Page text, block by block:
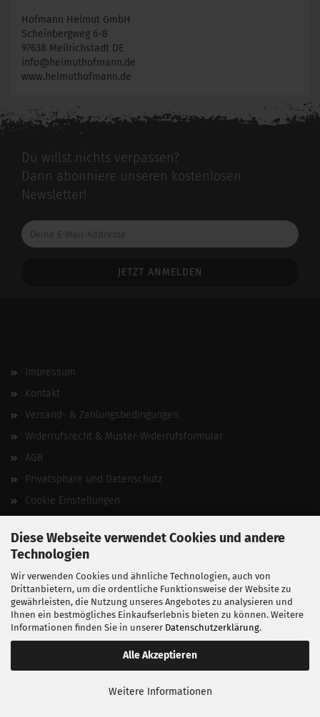
Diese Webseite verwendet Cookies und andere
Technologien
Wir verwenden Cookies und ähnliche Technologien, auch von
Drittanbietern, um die ordentliche Funktionsweise der Website zu
gewährleisten, die Nutzung unseres Angebotes zu analysieren und
Ihnen ein bestmögliches Einkaufserlebnis bieten zu können. Weitere
Informationen finden Sie in unserer Datenschutzerklärung.
Alle Akzeptieren
Weitere Informationen
Hofmann Helmut GmbH
Scheinbergweg 6-8
97638 Mellrichstadt DE
info@helmuthofmann.de
www.helmuthofmann.de
Du willst nichts verpassen?
Dann abonniere unseren kostenlosen
Newsletter!
Deine
E-
Impressum
Kontakt
Versand- & Zahlungsbedingungen
Widerrufsrecht & Muster-Widerrufsformular
AGB
Privatsphäre und Datenschutz
Cookie Einstellungen
Vertrag widerrufen
Entwickelt vonfabian heinz webdesign